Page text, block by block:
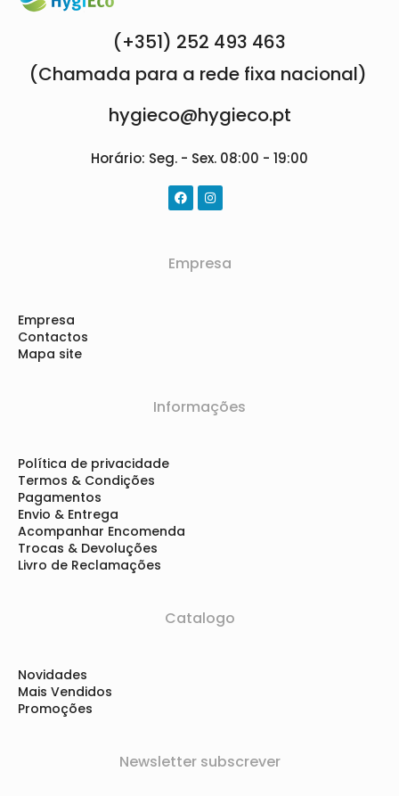
(+351) 252 493 463
(Chamada para a rede fixa nacional)
hygieco@hygieco.pt
Horário: Seg. - Sex. 08:00 - 19:00
Empresa
Empresa
Contactos
Mapa site
Informações
Política de privacidade
Termos & Condições
Pagamentos
Envio & Entrega
Acompanhar Encomenda
Trocas & Devoluções
Livro de Reclamações
Catalogo
Novidades
Mais Vendidos
Promoções
Newsletter subscrever